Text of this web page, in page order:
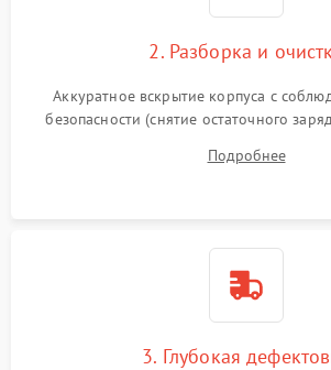
2. Разборка и
Аккуратное вскрытие корпуса с
безопасности (снятие остаточного
и кистей для предотвращения
Подробнее
3. Глубокая